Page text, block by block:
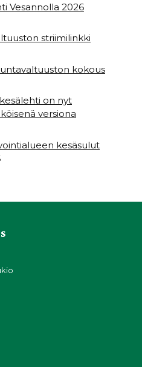
Vesannolla 2026
striimilinkki
kokous
on nyt
versiona
kesäsulut